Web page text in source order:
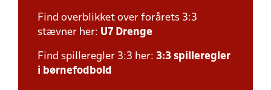
Find overblikket over forårets 3:3
stævner her: U7 Drenge
Find spilleregler 3:3 her: 3:3 spilleregler
i børnefodbold